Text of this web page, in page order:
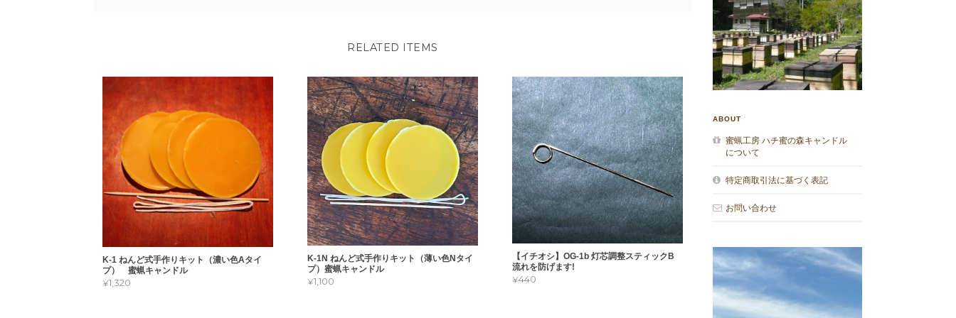
RELATED ITEMS
K-1 ねんど式手作りキット（濃い色Aタイ
プ） 蜜蝋キャンドル
¥1,320
K-1N ねんど式手作りキット（薄い色Nタイ
プ）蜜蝋キャンドル
¥1,100
【イチオシ】OG-1b 灯芯調整スティックB
流れを防げます!
¥440
ABOUT
蜜蝋工房 ハチ蜜の森キャンドル
について
特定商取引法に基づく表記
お問い合わせ